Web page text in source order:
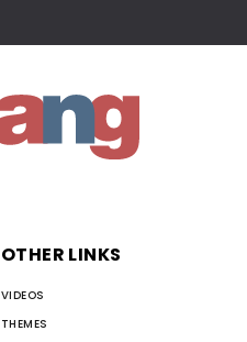
OTHER LINKS
VIDEOS
THEMES